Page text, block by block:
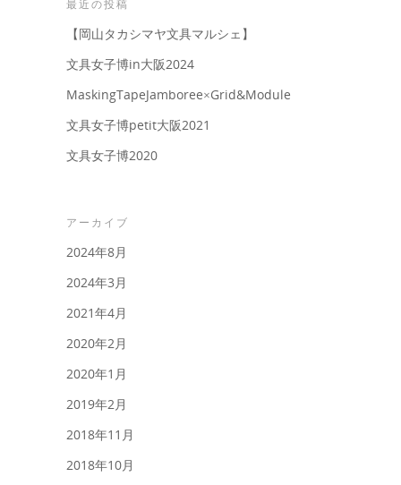
最近の投稿
【岡山タカシマヤ文具マルシェ】
文具女子博in大阪2024
MaskingTapeJamboree×Grid&Module
文具女子博petit大阪2021
文具女子博2020
アーカイブ
2024年8月
2024年3月
2021年4月
2020年2月
2020年1月
2019年2月
2018年11月
2018年10月